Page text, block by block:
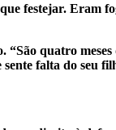
festejar.
quatro
falta do seu